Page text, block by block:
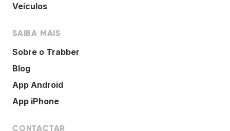
Veículos
SAIBA MAIS
Sobre o Trabber
Blog
App Android
App iPhone
CONTACTAR